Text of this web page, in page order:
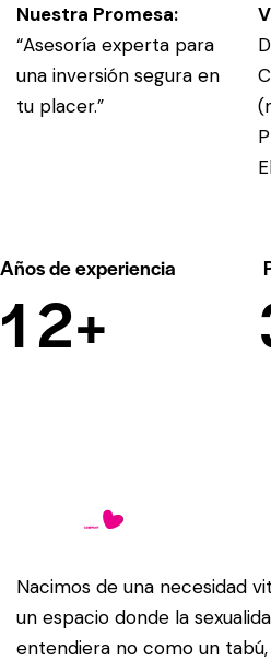
Nuestra Promesa:
“Asesoría experta para
una inversión segura en
tu placer.”
Años de experiencia
12+
Nacimos de una necesidad
un espacio donde la
entendiera no como un tabú,